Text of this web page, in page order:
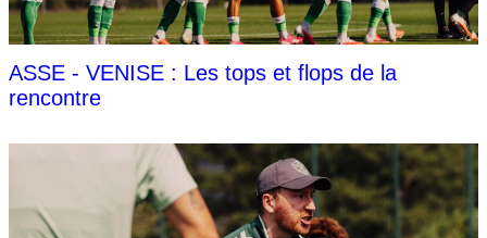
ASSE - VENISE : Les tops et flops de la
rencontre